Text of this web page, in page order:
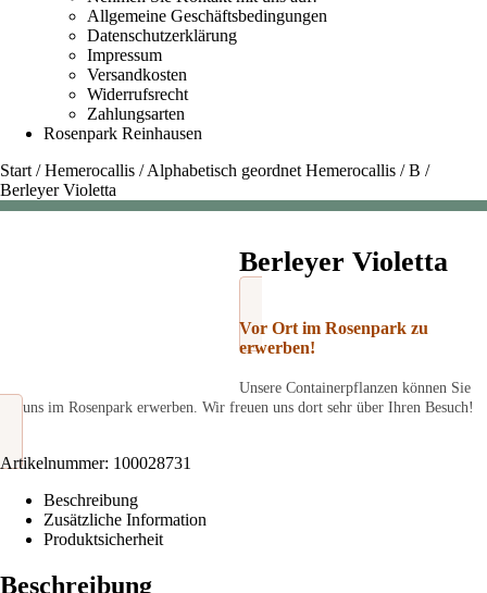
Allgemeine Geschäftsbedingungen
Datenschutzerklärung
Impressum
Versandkosten
Widerrufsrecht
Zahlungsarten
Rosenpark Reinhausen
Start /Hemerocallis /Alphabetisch geordnet Hemerocallis /B /
Berleyer Violetta
Berleyer Violetta
Vor Ort im Rosenpark zu
erwerben!
Unsere Containerpflanzen können Sie
bei uns im Rosenpark erwerben. Wir freuen uns dort sehr über Ihren Besuch!
Artikelnummer: 100028731
Beschreibung
Zusätzliche Information
Produktsicherheit
Beschreibung